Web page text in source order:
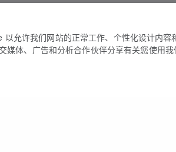
以允许我们网站的正常工作、个性化设计内
媒体、广告和分析合作伙伴分享有关您使用